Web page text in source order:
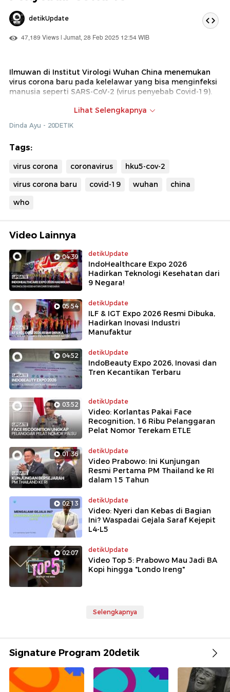
detikUpdate
47,189 Views | Jumat, 28 Feb 2025 12:54 WIB
Ilmuwan di Institut Virologi Wuhan China menemukan
virus corona baru pada kelelawar yang bisa menginfeksi
manusia seperti SARS-CoV-2 (virus penyebab Covid-19).
sel melalui protein reseptor ACE2 manusia pada
permukaan sel. Namun, tidak ada infeksi yang
dilaporkan pada manusia sampai saat ini. Organisasi
merespons temuan ini...
Lihat Selengkapnya
Dinda Ayu - 20DETIK
Tags:
virus corona coronavirus
hku5-cov-2
virus corona baru
covid-19 wuhan
china
who
Video Lainnya
04:39 detikUpdate
IndoHealthcare Expo 2026
Hadirkan Teknologi Kesehatan dari
9 Negara!
05:54 detikUpdate
ILF & IGT Expo 2026 Resmi Dibuka,
Hadirkan Inovasi Industri
Manufaktur
04:52 detikUpdate
IndoBeauty Expo 2026, Inovasi dan
Tren Kecantikan Terbaru
03:52 detikUpdate
Video: Korlantas Pakai Face
Recognition, 16 Ribu Pelanggaran
Pelat Nomor Terekam ETLE
01:36 detikUpdate
Video Prabowo: Ini Kunjungan
Resmi Pertama PM Thailand ke RI
dalam 15 Tahun
02:13 detikUpdate
Video: Nyeri dan Kebas di Bagian
Ini? Waspadai Gejala Saraf Kejepit
L4-L5
02:07 detikUpdate
Video Top 5: Prabowo Mau Jadi BA
Kopi hingga "Londo Ireng"
Selengkapnya
Signature Program 20detik